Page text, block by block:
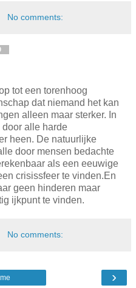
No comments:
tot een torenhoog
dat niemand het kan
alleen maar sterker. In
alle harde
heen. De natuurlijke
door mensen bedachte
als een eeuwige
crisissfeer te vinden.En
geen hinderen maar
ijkpunt te vinden.
No comments:
›